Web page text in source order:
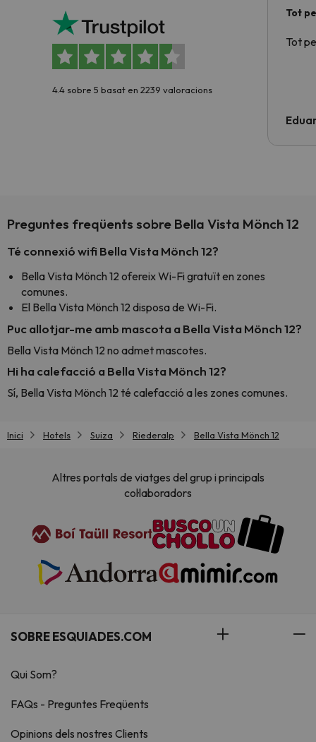
4.4 sobre 5 basat en 2239 valoracions
Tot
Tot
Preguntes freqüents sobre Bella Vista Mönch 12
Té connexió wifi Bella Vista Mönch 12?
Bella Vista Mönch 12 ofereix Wi-Fi gratuït en zones
comunes.
El Bella Vista Mönch 12 disposa de Wi-Fi.
Puc allotjar-me amb mascota a Bella Vista Mönch 12?
Bella Vista Mönch 12 no admet mascotes.
Hi ha calefacció a Bella Vista Mönch 12?
Sí, Bella Vista Mönch 12 té calefacció a les zones comunes.
Inici Hotels Suiza Riederalp Bella Vista Mönch 12
Altres portals de viatges del grup i principals
col·laboradors
SOBRE ESQUIADES.COM
Qui Som?
FAQs - Preguntes Freqüents
Opinions dels nostres Clients